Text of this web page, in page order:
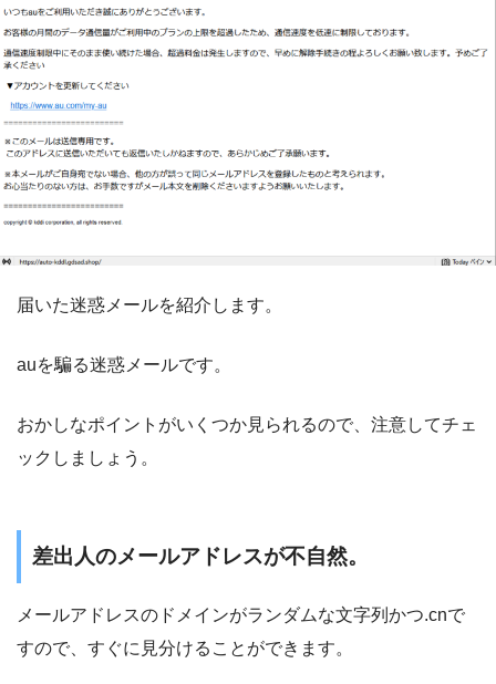
届いた迷惑メールを紹介します。
auを騙る迷惑メールです。
おかしなポイントがいくつか見られるので、注意してチェ
ックしましょう。
差出人のメールアドレスが不自然。
メールアドレスのドメインがランダムな文字列かつ.cnで
すので、すぐに見分けることができます。